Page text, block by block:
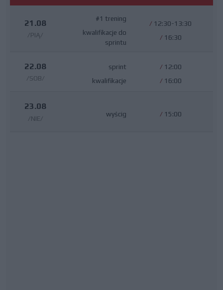
21.08
/PIĄ/
#1 trening
kwalifikacje do
sprintu
/ 12:30-13:30
/ 16:30
22.08
/SOB/
sprint
kwalifikacje
/ 12:00
/ 16:00
23.08
/NIE/
wyścig / 15:00